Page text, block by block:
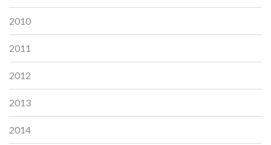
2010
2011
2012
2013
2014